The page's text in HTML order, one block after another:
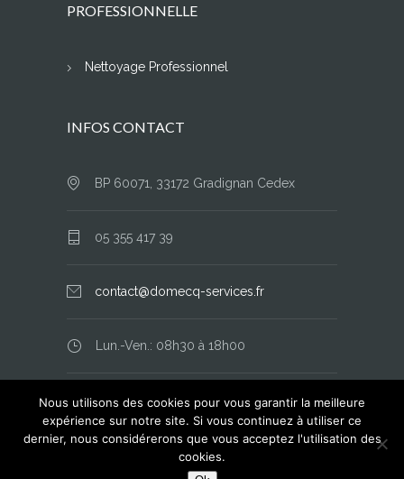
PROFESSIONNELLE
Nettoyage Professionnel
INFOS CONTACT
BP 60071, 33172 Gradignan Cedex
05 355 417 39
contact@domecq-services.fr
Lun.-Ven.: 08h30 à 18h00
Mentions Légales
© Copyright 2018DOMSERVICES
Nous utilisons des cookies pour vous garantir la meilleure
expérience sur notre site. Si vous continuez à utiliser ce
dernier, nous considérerons que vous acceptez l'utilisation des
cookies.